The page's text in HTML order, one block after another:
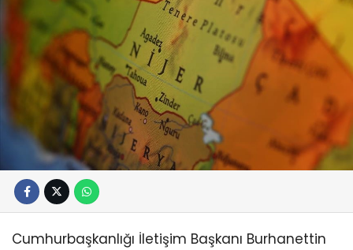
Cumhurbaşkanlığı İletişim Başkanı Burhanettin